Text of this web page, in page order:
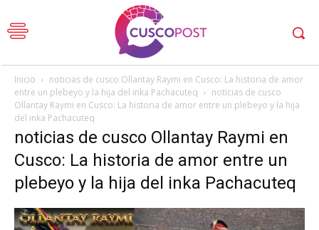
Inicio
noticias de cusco Ollantay Raymi en Cusco: La historia de amor
entre un plebeyo y la hija del inka Pachacuteq
noticias de cusco
Ollantay Raymi en Cusco: La historia de amor entre un plebeyo y la hija
del inka Pachacuteq
noticias de cusco Ollantay Raymi en
Cusco: La historia de amor entre un
plebeyo y la hija del inka Pachacuteq